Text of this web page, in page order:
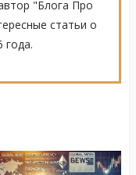
"Блога Про
статьи о
года.